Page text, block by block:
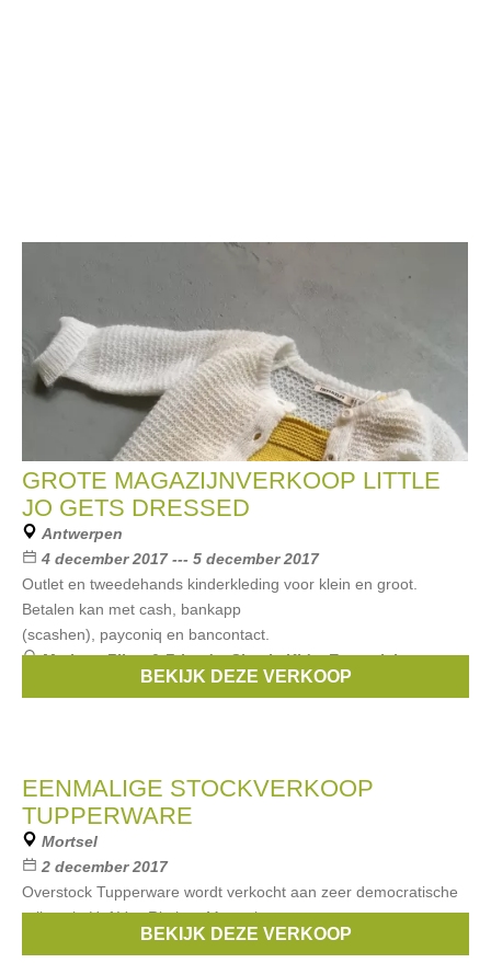
GROTE MAGAZIJNVERKOOP LITTLE
JO GETS DRESSED
Antwerpen
4 december 2017 --- 5 december 2017
Outlet en tweedehands kinderkleding voor klein en groot.
Betalen kan met cash, bankapp
(scashen), payconiq en bancontact.
Merken:Filou & Friends,Simple Kids,Essentiel,
Van Hassels, ...
BEKIJK DEZE VERKOOP
EENMALIGE STOCKVERKOOP
TUPPERWARE
Mortsel
2 december 2017
Overstock Tupperware wordt verkocht aan zeer democratische
prijzen in Hof Van Rieth te Mortsel.
Tupperware
BEKIJK DEZE VERKOOP